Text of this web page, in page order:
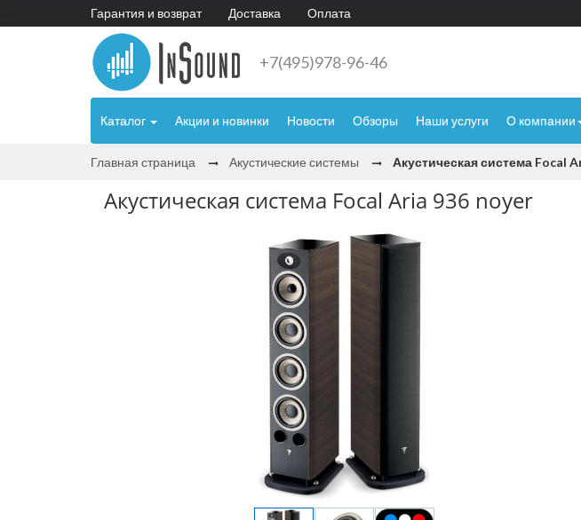
Гарантия и возврат Доставка Оплата
+7(495)978-96-46
Каталог Акции и новинки Новости Обзоры Наши услуги О компании
Главная страница Акустические системы Акустическая система Focal
Акустическая система Focal Aria 936 noyer